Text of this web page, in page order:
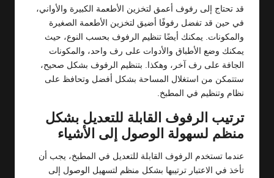
قد تحتاج إلى رفوف أعمق لتخزين الأطعمة الكبيرة والأواني،
في حين قد تفضل رفوفًا أضيق لتخزين الأطعمة الصغيرة
والمكونات. يمكنك أيضًا تنظيم الرفوف بحسب النوع، حيث
يمكنك وضع الأطباق والأدوات على رف واحد، والمكونات
الجافة على رف آخر، وهكذا. بتنظيم الرفوف بشكل صحيح،
ستتمكن من استغلال المساحة بشكل أفضل وتحافظ على
نظام وتنظيم في المطبخ.
ترتيب الرفوف القابلة للتعديل بشكل
منظم لسهولة الوصول إلى الأشياء
عندما تستخدم الرفوف القابلة للتعديل في المطبخ، يجب أن
تأخذ في الاعتبار ترتيبها بشكل منظم لتسهيل الوصول إلى